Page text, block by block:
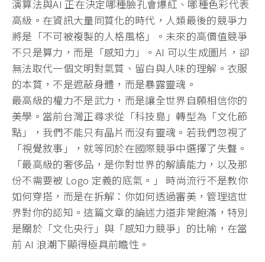
演算法與AI 正在決定哪種臉孔會爆紅、哪種色彩代表
高級。在資訊大量同質化的時代，人類最後的競爭力
將是「不可被複製的人格風格」。未來的高價值競爭
不只是算力，而是「感知力」。AI 可以生成圖片，卻
無法取代一個文明對氣質、留白與人味的理解。衣服
的本質，不是遮蔽身體，而是暴露靈魂。
最高級的權力不是武力，而是讓全世界自願相信你的
美學。當前台灣正尋求從「科技島」轉型為「文化節
點」，我們不能只有晶片而沒有靈魂。若我們忽視了
「視覺敘事」，就等同於在國際競爭中選擇了失聲。
「最高級的奢侈品，是你對世界的解讀能力，以及那
份不需要被 Logo 定義的底氣。」 時尚流行不是教你
如何穿搭，而是在拆解：你如何透過審美，管理這世
界對你的認知。這篇文章的論述力道非常飽滿，特別
是關於「文化央行」與「感知力競爭」的比喻，在當
前 AI 浪潮下顯得極具前瞻性。